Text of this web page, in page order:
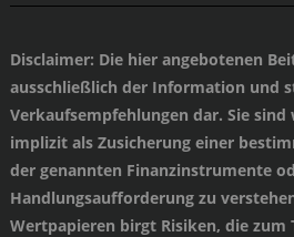
Disclaimer: Die hier angebotenen
ausschließlich der Information und
Verkaufsempfehlungen dar. Sie
implizit als Zusicherung einer
der genannten Finanzinstrumente
Handlungsaufforderung zu
Wertpapieren birgt Risiken, die zum